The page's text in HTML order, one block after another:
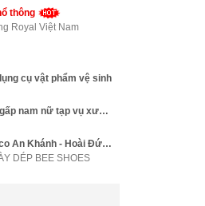
thông
Royal Việt Nam
cụ vật phẩm vệ sinh
CÔNG TY HOÀNG VIỆT SG tuyển gấp nam nữ tạp vụ xưởng may
Nhân viên Kho tại Khu A Geleximco An Khánh - Hoài Đức - Hà Nội
DÉP BEE SHOES